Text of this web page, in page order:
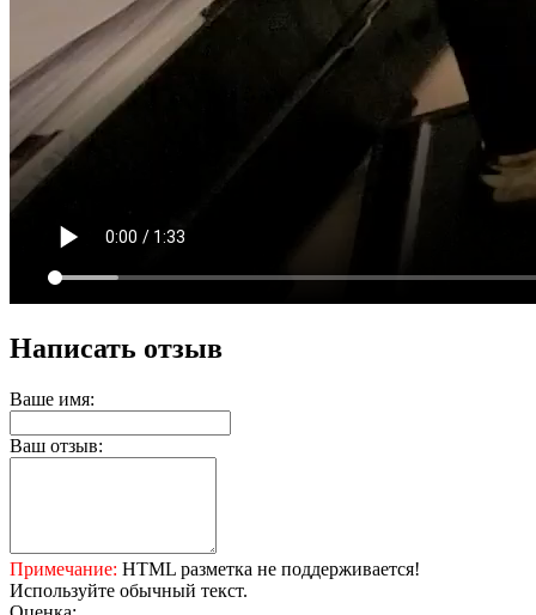
Написать отзыв
Ваше имя:
Ваш отзыв:
Примечание: HTML разметка не поддерживается!
Используйте обычный текст.